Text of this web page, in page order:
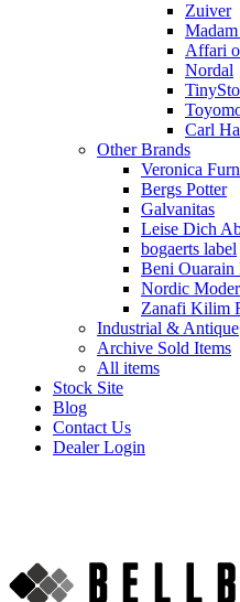
Zuiver
Affari
Nordal
Carl
Other Brands
Veronica
Bergs Potter
Galvanitas
Leise Dich
bogaerts label
Beni Ouarain
Nordic
Zanafi Kilim
Industrial & Antique
Archive Sold Items
All items
Stock Site
Blog
Contact Us
Dealer Login